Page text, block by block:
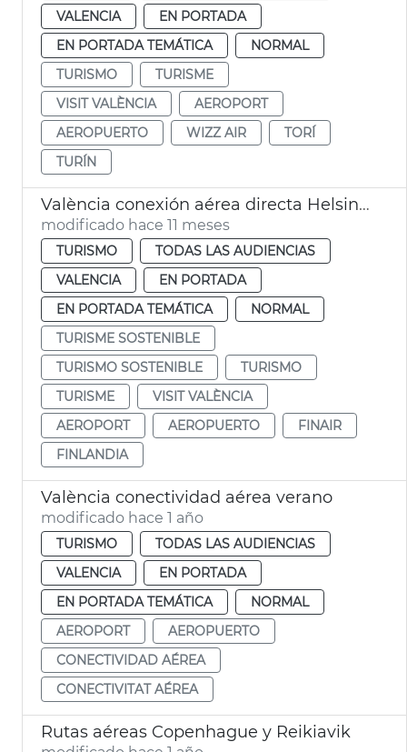
VALENCIA
EN PORTADA
EN PORTADA TEMÁTICA
NORMAL
TURISMO
TURISME
VISIT VALÈNCIA
AEROPORT
AEROPUERTO
WIZZ AIR
TORÍ
TURÍN
València conexión aérea directa Helsinki
modificado hace 11 meses
TURISMO
TODAS LAS AUDIENCIAS
VALENCIA
EN PORTADA
EN PORTADA TEMÁTICA
NORMAL
TURISME SOSTENIBLE
TURISMO SOSTENIBLE
TURISMO
TURISME
VISIT VALÈNCIA
AEROPORT
AEROPUERTO
FINAIR
FINLANDIA
València conectividad aérea verano
modificado hace 1 año
TURISMO
TODAS LAS AUDIENCIAS
VALENCIA
EN PORTADA
EN PORTADA TEMÁTICA
NORMAL
AEROPORT
AEROPUERTO
CONECTIVIDAD AÉREA
CONECTIVITAT AÉREA
Rutas aéreas Copenhague y Reikiavik